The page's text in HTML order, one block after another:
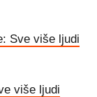
Sve više ljudi
više ljudi